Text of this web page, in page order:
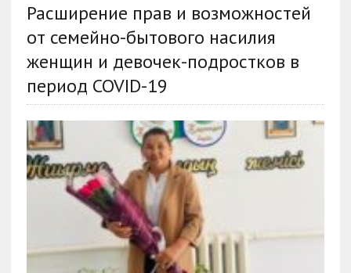
Расширение прав и возможностей
от семейно-бытового насилия
женщин и девочек-подростков в
период COVID-19